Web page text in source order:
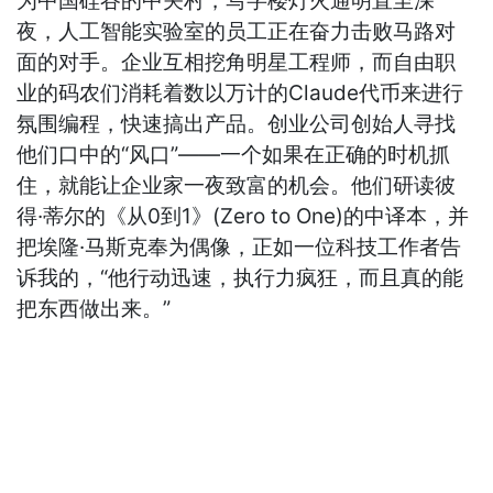
夜，人工智能实验室的员工正在奋力击败马路对
面的对手。企业互相挖角明星工程师，而自由职
业的码农们消耗着数以万计的Claude代币来进行
氛围编程，快速搞出产品。创业公司创始人寻找
他们口中的“风口”——一个如果在正确的时机抓
住，就能让企业家一夜致富的机会。他们研读彼
得·蒂尔的《从0到1》(Zero to One)的中译本，并
把埃隆·马斯克奉为偶像，正如一位科技工作者告
诉我的，“他行动迅速，执行力疯狂，而且真的能
把东西做出来。”